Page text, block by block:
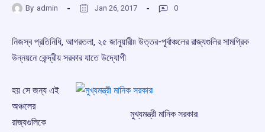
By admin Jan 26, 2017 0
নিজস্ব প্রতিনিধি, আগরতলা, ২৫ জানুয়ারী৷৷ উত্তর-পূর্বাঞ্চলের রাজ্যগুলির সামগ্রিক
উন্নয়নে কেন্দ্রীয় সরকার যাতে উদ্যোগী
মুখ্যমন্ত্রী মানিক সরকার৷
হয় সে জন্য এই
অঞ্চলের
রাজ্যগুলিকে